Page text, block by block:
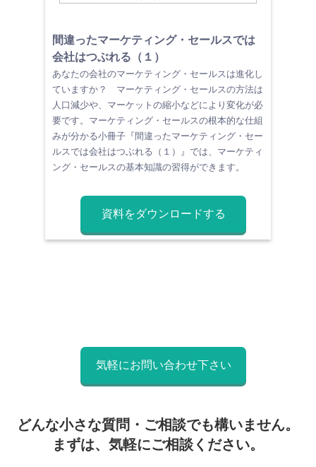
間違ったマーケティング・セールスでは
会社はつぶれる（１）
あなたの会社のマーケティング・セールスは進化し
ていますか？ マーケティング・セールスの方法は
人口減少や、マーケットの縮小などにより変化が必
要です。マーケティング・セールスの根本的な仕組
みが分かる小冊子『間違ったマーケティング・セー
ルスでは会社はつぶれる（１）』では、マーケティ
ング・セールスの基本知識の習得ができます。
資料をダウンロードする
気軽にお問い合わせ下さい
どんな小さな質問・ご相談でも構いません。
まずは、気軽にご相談ください。